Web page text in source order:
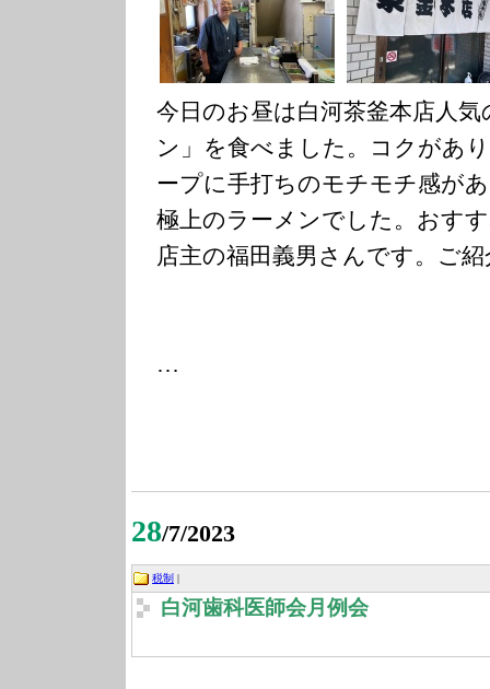
今日のお昼は白河茶釜本店人
ン」を食べました。コクがあ
ープに手打ちのモチモチ感が
極上のラーメンでした。おす
店主の福田義男さんです。ご
…
28/7/2023
税制 |
白河歯科医師会月例会